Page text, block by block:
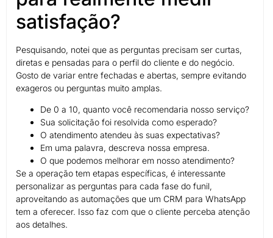
satisfação?
Pesquisando, notei que as perguntas precisam ser curtas,
diretas e pensadas para o perfil do cliente e do negócio.
Gosto de variar entre fechadas e abertas, sempre evitando
exageros ou perguntas muito amplas.
De 0 a 10, quanto você recomendaria nosso serviço?
Sua solicitação foi resolvida como esperado?
O atendimento atendeu às suas expectativas?
Em uma palavra, descreva nossa empresa.
O que podemos melhorar em nosso atendimento?
Se a operação tem etapas específicas, é interessante
personalizar as perguntas para cada fase do funil,
aproveitando as automações que um CRM para WhatsApp
tem a oferecer. Isso faz com que o cliente perceba atenção
aos detalhes.